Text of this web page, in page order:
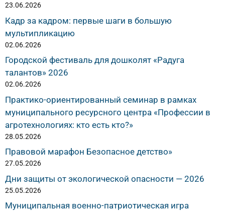
23.06.2026
Кадр за кадром: первые шаги в большую
мультипликацию
02.06.2026
Городской фестиваль для дошколят «Радуга
талантов» 2026
02.06.2026
Практико-ориентированный семинар в рамках
муниципального ресурсного центра «Профессии в
агротехнологиях: кто есть кто?»
28.05.2026
Правовой марафон Безопасное детство»
27.05.2026
Дни защиты от экологической опасности — 2026
25.05.2026
Муниципальная военно-патриотическая игра